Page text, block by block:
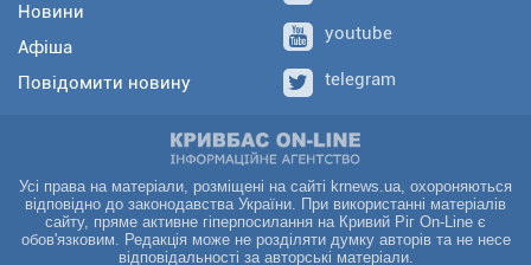
Новини
Афіша
Повідомити новину
youtube
telegram
Усі права на матеріали, розміщені на сайті krnews.ua, охороняються
відповідно до законодавства України. При використанні матеріалів
сайту, пряме активне гіперпосилання на Кривий Ріг On-Line є
обов'язковим. Редакція може не розділяти думку авторів та не несе
відповідальності за авторські матеріали.